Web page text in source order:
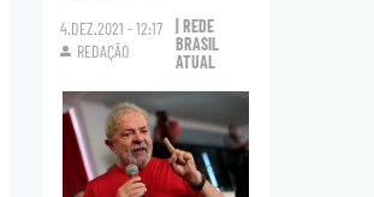
4.DEZ.2021 - 12:17
REDAÇÃO
| REDE
BRASIL
ATUAL